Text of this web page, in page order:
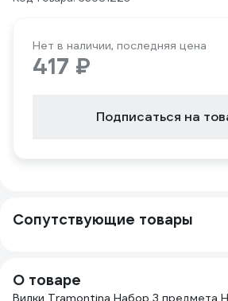
Нет в наличии, последняя цена
417 ₽
Подписаться на
Сопутствующие товары
О товаре
Вилки Tramontina Набор 3 предмета